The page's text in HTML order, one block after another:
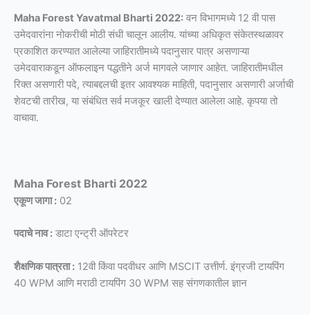
Maha Forest Yavatmal Bharti 2022: वन विभागमध्ये 12 वी पास
उमेदवारांना नोकरीची मोठी संधी चालून आलीय. यांच्या अधिकृत संकेतस्थळावर
प्रकाशित करण्यात आलेल्या जाहिरातीमध्ये पदानुसार पात्र असणाऱ्या
उमेदवाराकडून ऑफलाइन पद्धतीने अर्ज मागवले जाणार आहेत. जाहिरातीमधील
रिक्त असणारी पदे, त्याबद्दलची इतर आवश्यक माहिती, पदानुसार असणारी अर्जाची
शेवटची तारीख, या संबंधित सर्व मजकूर खाली देण्यात आलेला आहे. कृपया तो
वाचावा.
Maha Forest Bharti 2022
एकूण जागा : 02
पदाचे नाव : डाटा एन्ट्री ऑपरेटर
शैक्षणिक पात्रता : 12वी किंवा पदवीधर आणि MSCIT उत्तीर्ण. इंग्रजी टायपिंग
40 WPM आणि मराठी टायपिंग 30 WPM सह संगणकातील ज्ञान